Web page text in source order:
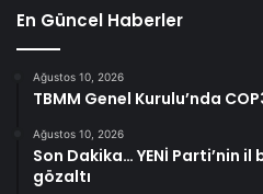
En Güncel Haberler
Ağustos 10, 2026
TBMM Genel Kurulu’nda
Ağustos 10, 2026
Son Dakika… YENİ Parti’nin il
gözaltı